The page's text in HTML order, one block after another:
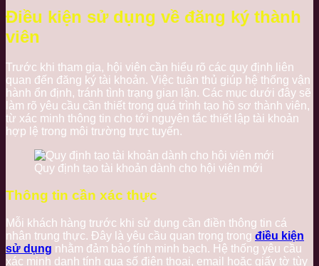
Điều kiện sử dụng về đăng ký thành
viên
Trước khi tham gia, hội viên cần hiểu rõ các quy định liên
quan đến đăng ký tài khoản. Việc tuân thủ giúp hệ thống vận
hành ổn định, tránh tình trạng gian lận. Các mục dưới đây sẽ
làm rõ yêu cầu cần thiết trong quá trình tạo hồ sơ thành viên,
từ xác minh thông tin cho tới nguyên tắc thiết lập tài khoản
hợp lệ trong môi trường trực tuyến.
Quy định tạo tài khoản dành cho hội viên mới
Thông tin cần xác thực
Mỗi khách hàng trước khi sử dụng cần điền thông tin cá
nhân trung thực. Đây là yêu cầu quan trọng trong điều kiện
sử dụng nhằm đảm bảo tính minh bạch. Hệ thống yêu cầu
xác minh danh tính qua số điện thoại, email hoặc giấy tờ tùy